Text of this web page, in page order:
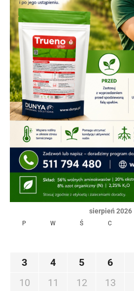
sierpień 2026
P W Ś C
3
4 5 6
10
11 12 13